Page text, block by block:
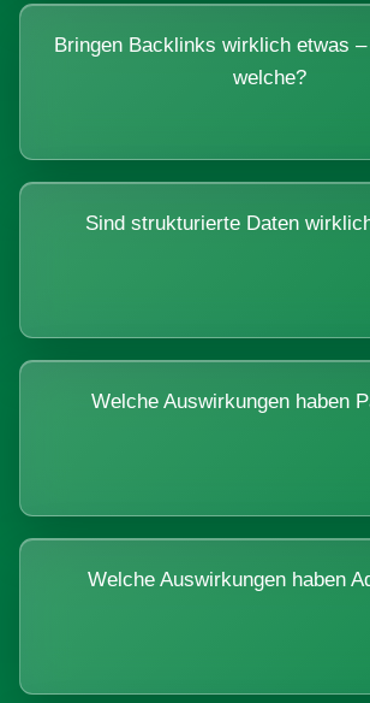
Bringen Backlinks wirklich etwas
welche?
Sind strukturierte Daten
Welche Auswirkungen haben
Welche Auswirkungen haben